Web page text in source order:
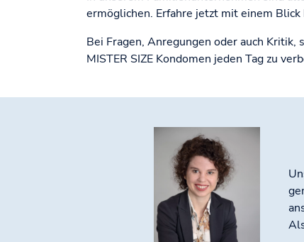
ermöglichen. Erfahre jetzt mit einem
Bei Fragen, Anregungen oder auch
MISTER SIZE Kondomen jeden Tag zu